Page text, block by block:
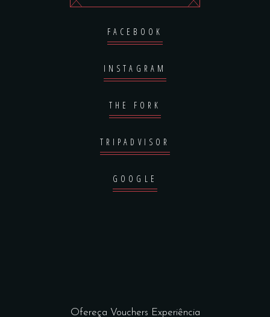
FACEBOOK
INSTAGRAM
THE FORK
TRIPADVISOR
GOOGLE
Ofereça Vouchers Experiência